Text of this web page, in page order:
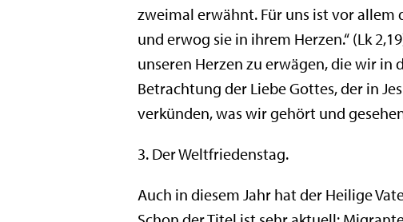
zweimal erwähnt. Für uns ist vor allem
und erwog sie in ihrem Herzen.“ (Lk
unseren Herzen zu erwägen, die wir in
Betrachtung der Liebe Gottes, der in
verkünden, was wir gehört und
3. Der Weltfriedenstag.
Auch in diesem Jahr hat der Heilige